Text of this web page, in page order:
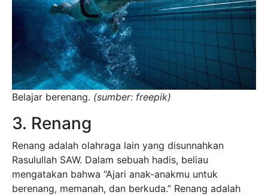
Belajar berenang. (sumber: freepik)
3. Renang
Renang adalah olahraga lain yang disunnahkan
Rasulullah SAW. Dalam sebuah hadis, beliau
mengatakan bahwa “Ajari anak-anakmu untuk
berenang, memanah, dan berkuda.” Renang adalah